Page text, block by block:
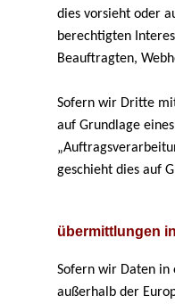
dies vorsieht oder
berechtigten
Beauftragten,
Sofern wir Dritte
auf Grundlage eines
geschieht dies auf
übermittlungen
Sofern wir Daten
außerhalb der